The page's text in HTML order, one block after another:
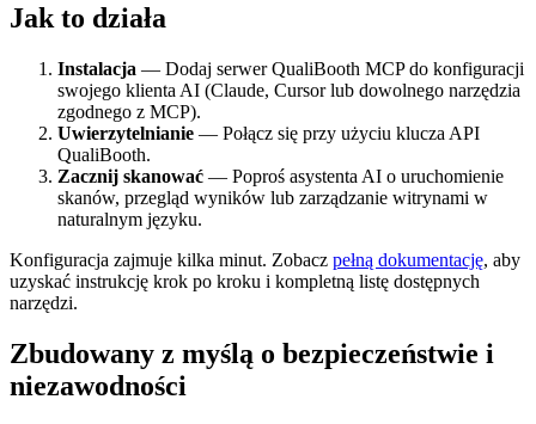
Jak to działa
Instalacja — Dodaj serwer QualiBooth MCP do konfiguracji
swojego klienta AI (Claude, Cursor lub dowolnego narzędzia
zgodnego z MCP).
Uwierzytelnianie — Połącz się przy użyciu klucza API
QualiBooth.
Zacznij skanować — Poproś asystenta AI o uruchomienie
skanów, przegląd wyników lub zarządzanie witrynami w
naturalnym języku.
Konfiguracja zajmuje kilka minut. Zobacz pełną dokumentację, aby
uzyskać instrukcję krok po kroku i kompletną listę dostępnych
narzędzi.
Zbudowany z myślą o bezpieczeństwie i
niezawodności